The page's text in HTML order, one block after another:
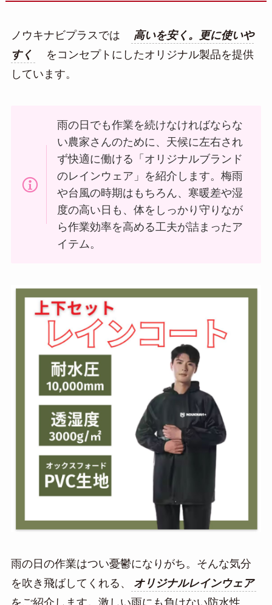
ノウキナビプラスでは
高いを安く。更に使いや
すく
をコンセプトにしたオリジナル製品を提供
しています。
雨の日でも作業を続けなければならな
い農家さんのために、天候に左右され
ず快適に働ける「オリジナルブランド
のレインウェア」を紹介します。梅雨
や台風の時期はもちろん、寒暖差や湿
度の高い日も、体をしっかり守りなが
ら作業効率を高める工夫が詰まったア
イテム。
雨の日の作業はつい憂鬱になりがち。そんな気分
を吹き飛ばしてくれる、
オリジナルレインウェア